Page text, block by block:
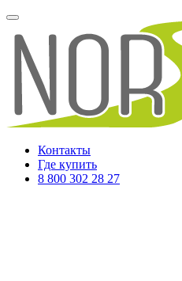
Контакты
Где купить
8 800 302 28 27